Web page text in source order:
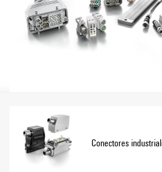
Conectores